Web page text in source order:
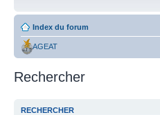
Index du forum
AGEAT
Rechercher
RECHERCHER